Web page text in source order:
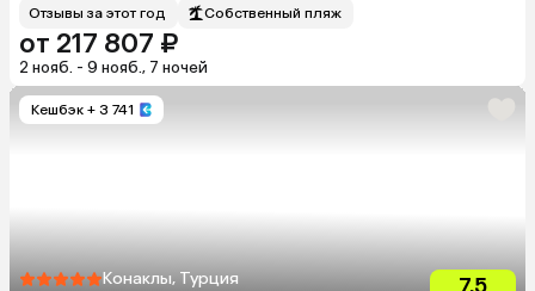
Отзывы за этот год Собственный пляж
от 217 807 ₽
2 нояб. - 9 нояб., 7 ночей
Кешбэк + 3 741
Конаклы, Турция